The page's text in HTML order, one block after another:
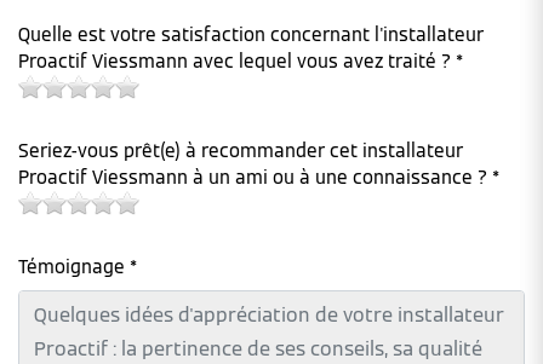
Quelle est votre satisfaction concernant l'installateur
Proactif Viessmann avec lequel vous avez traité ? *
Seriez-vous prêt(e) à recommander cet installateur
Proactif Viessmann à un ami ou à une connaissance ? *
Témoignage *